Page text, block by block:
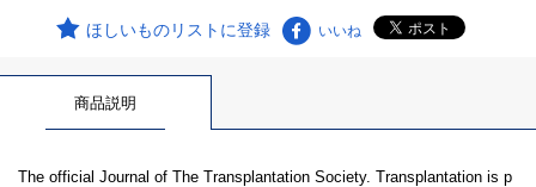
ほしいものリストに登録 いいね
商品説明
The official Journal of The Transplantation Society. Transplantation is p